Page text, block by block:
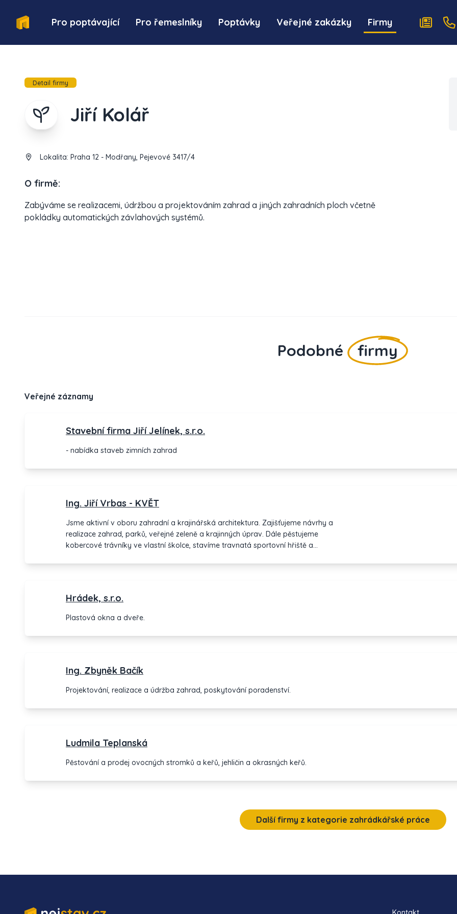
Pro poptávající Pro řemeslníky Poptávky Veřejné zakázky Firmy
Detail firmy
Jiří Kolář
Lokalita: Praha 12 - Modřany, Pejevové 3417/4
O firmě:
Zabýváme se realizacemi, údržbou a projektováním zahrad a jiných zahradních ploch včetně
pokládky automatických závlahových systémů.
Podobné firmy
Veřejné záznamy
Stavební firma Jiří Jelínek, s.r.o.
- nabídka staveb zimních zahrad
Ing. Jiří Vrbas - KVĚT
Jsme aktivní v oboru zahradní a krajinářská architektura. Zajišťujeme návrhy a
realizace zahrad, parků, veřejné zeleně a krajinných úprav. Dále pěstujeme
kobercové trávníky ve vlastní školce, stavíme travnatá sportovní hřiště a
Hrádek, s.r.o.
Plastová okna a dveře.
Ing. Zbyněk Bačík
Projektování, realizace a údržba zahrad, poskytování poradenství.
Ludmila Teplanská
Pěstování a prodej ovocných stromků a keřů, jehličin a okrasných keřů.
Další firmy z kategorie zahrádkářské práce